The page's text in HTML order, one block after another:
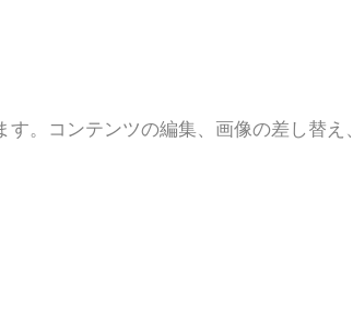
。コンテンツの編集、画像の差し替え、